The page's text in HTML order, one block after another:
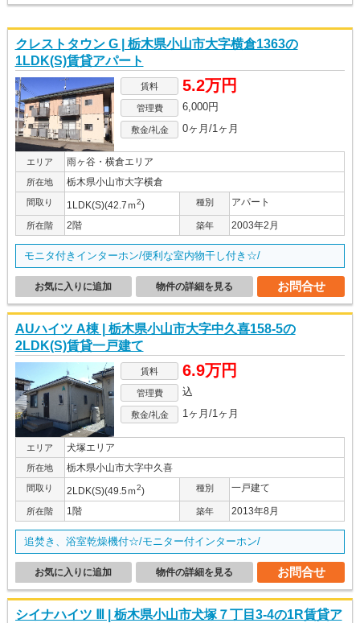
クレストタウン G | 栃木県小山市大字横倉1363の
1LDK(S)賃貸アパート
賃料 5.2万円
管理費 6,000円
敷金/礼金 0ヶ月/1ヶ月
エリア 雨ヶ谷・横倉エリア
所在地 栃木県小山市大字横倉
間取り 1LDK(S)(42.7ｍ2) 種別 アパート
所在階 2階 築年 2003年2月
モニタ付きインターホン/便利な室内物干し付き☆/
お問合せ
物件の詳細を見る
お気に入りに追加
AUハイツ A棟 | 栃木県小山市大字中久喜158-5の
2LDK(S)賃貸一戸建て
賃料 6.9万円
管理費 込
敷金/礼金 1ヶ月/1ヶ月
エリア 犬塚エリア
所在地 栃木県小山市大字中久喜
間取り 2LDK(S)(49.5ｍ2) 種別 一戸建て
所在階 1階 築年 2013年8月
追焚き、浴室乾燥機付☆/モニター付インターホン/
お問合せ
物件の詳細を見る
お気に入りに追加
シイナハイツ Ⅲ | 栃木県小山市犬塚７丁目3-4の1R賃貸ア